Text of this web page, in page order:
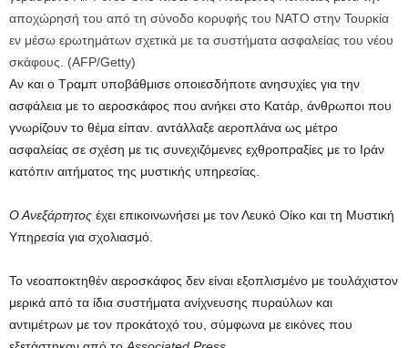
αποχώρησή του από τη σύνοδο κορυφής του ΝΑΤΟ στην Τουρκία
εν μέσω ερωτημάτων σχετικά με τα συστήματα ασφαλείας του νέου
σκάφους. (AFP/Getty)
Αν και ο Τραμπ υποβάθμισε οποιεσδήποτε ανησυχίες για την
ασφάλεια με το αεροσκάφος που ανήκει στο Κατάρ, άνθρωποι που
γνωρίζουν το θέμα είπαν. αντάλλαξε αεροπλάνα ως μέτρο
ασφαλείας σε σχέση με τις συνεχιζόμενες εχθροπραξίες με το Ιράν
κατόπιν αιτήματος της μυστικής υπηρεσίας.
Ο Ανεξάρτητος έχει επικοινωνήσει με τον Λευκό Οίκο και τη Μυστική
Υπηρεσία για σχολιασμό.
Το νεοαποκτηθέν αεροσκάφος δεν είναι εξοπλισμένο με τουλάχιστον
μερικά από τα ίδια συστήματα ανίχνευσης πυραύλων και
αντιμέτρων με τον προκάτοχό του, σύμφωνα με εικόνες που